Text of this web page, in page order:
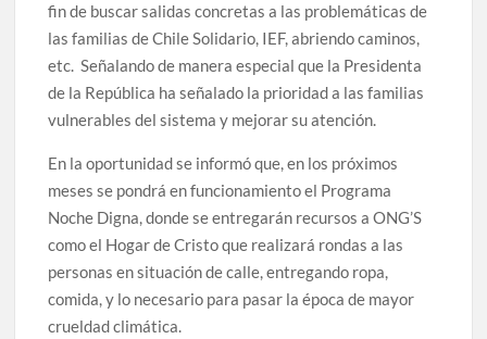
fin de buscar salidas concretas a las problemáticas de
las familias de Chile Solidario, IEF, abriendo caminos,
etc. Señalando de manera especial que la Presidenta
de la República ha señalado la prioridad a las familias
vulnerables del sistema y mejorar su atención.
En la oportunidad se informó que, en los próximos
meses se pondrá en funcionamiento el Programa
Noche Digna, donde se entregarán recursos a ONG’S
como el Hogar de Cristo que realizará rondas a las
personas en situación de calle, entregando ropa,
comida, y lo necesario para pasar la época de mayor
crueldad climática.